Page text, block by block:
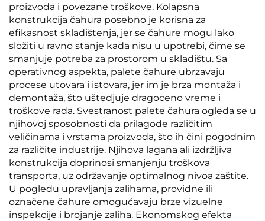
proizvoda i povezane troškove. Kolapsna
konstrukcija čahura posebno je korisna za
efikasnost skladištenja, jer se čahure mogu lako
složiti u ravno stanje kada nisu u upotrebi, čime se
smanjuje potreba za prostorom u skladištu. Sa
operativnog aspekta, palete čahure ubrzavaju
procese utovara i istovara, jer im je brza montaža i
demontaža, što uštedjuje dragoceno vreme i
troškove rada. Svestranost palete čahura ogleda se u
njihovoj sposobnosti da prilagode različitim
veličinama i vrstama proizvoda, što ih čini pogodnim
za različite industrije. Njihova lagana ali izdržljiva
konstrukcija doprinosi smanjenju troškova
transporta, uz održavanje optimalnog nivoa zaštite.
U pogledu upravljanja zalihama, providne ili
označene čahure omogućavaju brze vizuelne
inspekcije i brojanje zaliha. Ekonomskog efekta